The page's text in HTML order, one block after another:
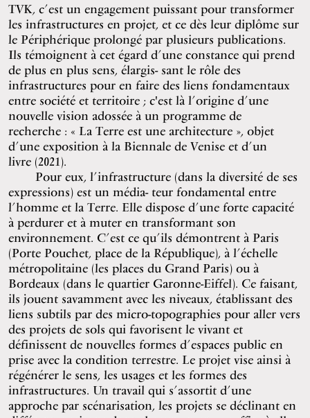
TVK, c’est un engagement puissant pour transformer
les infrastructures en projet, et ce dès leur diplôme sur
le Périphérique prolongé par plusieurs publications.
Ils témoignent à cet égard d’une constance qui prend
de plus en plus sens, élargis- sant le rôle des
infrastructures pour en faire des liens fondamentaux
entre société et territoire ; c'est là l’origine d’une
nouvelle vision adossée à un programme de
recherche : « La Terre est une architecture », objet
d’une exposition à la Biennale de Venise et d’un
livre (2021).
Pour eux, l’infrastructure (dans la diversité de ses
expressions) est un média- teur fondamental entre
l’homme et la Terre. Elle dispose d’une forte capacité
à perdurer et à muter en transformant son
environnement. C’est ce qu’ils démontrent à Paris
(Porte Pouchet, place de la République), à l’échelle
métropolitaine (les places du Grand Paris) ou à
Bordeaux (dans le quartier Garonne-Eiffel). Ce faisant,
ils jouent savamment avec les niveaux, établissant des
liens subtils par des micro-topographies pour aller vers
des projets de sols qui favorisent le vivant et
définissent de nouvelles formes d’espaces public en
prise avec la condition terrestre. Le projet vise ainsi à
régénérer le sens, les usages et les formes des
infrastructures. Un travail qui s’assortit d’une
approche par scénarisation, les projets se déclinant en